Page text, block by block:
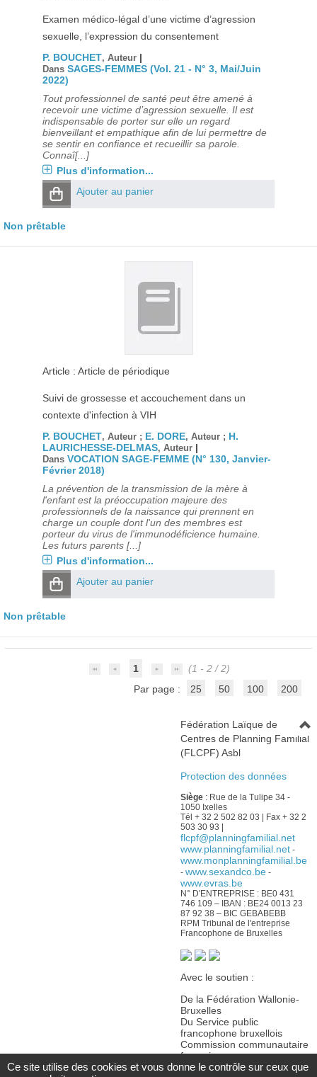
Examen médico-légal d’une victime d’agression
sexuelle, l’expression du consentement
P. BOUCHET, Auteur |
Dans SAGES-FEMMES (Vol. 21 - N° 3, Mai/Juin
2022)
Tout professionnel de santé peut être amené à
recevoir une victime d’agression sexuelle. Il est
indispensable de porter sur elle un regard
bienveillant et empathique afin de lui permettre de
se sentir en confiance et recueillir sa parole.
Connaî[...]
Plus d'information...
Ajouter au panier
Non prêtable
Article : Article de périodique
Suivi de grossesse et accouchement dans un
contexte d'infection à VIH
P. BOUCHET, Auteur ; E. DORE, Auteur ; H.
LAURICHESSE-DELMAS, Auteur |
Dans VOCATION SAGE-FEMME (N° 130, Janvier-
Février 2018)
La prévention de la transmission de la mère à
l'enfant est la préoccupation majeure des
professionnels de la naissance qui prennent en
charge un couple dont l'un des membres est
porteur du virus de l'immunodéficience humaine.
Les futurs parents [...]
Plus d'information...
Ajouter au panier
Non prêtable
1
(1 - 2 / 2)
Par page :
25 50 100 200
Fédération Laïque de
Centres de Planning Familial
(FLCPF) Asbl
Protection des données
Siège: Rue de la Tulipe 34 -
1050 Ixelles
Tél + 32 2 502 82 03 | Fax + 32 2
503 30 93 |
flcpf@planningfamilial.net
www.planningfamilial.net-
www.monplanningfamilial.be
- www.sexandco.be-
www.evras.be
N° D'ENTREPRISE : BE0 431
746 109 – IBAN : BE24 0013 23
87 92 38 – BIC GEBABEBB
RPM Tribunal de l'entreprise
Francophone de Bruxelles
Avec le soutien :
De la Fédération Wallonie-
Bruxelles
Du Service public
francophone bruxellois
Commission communautaire
française
De la Wallonie
Ce site utilise des cookies et vous donne le contrôle sur ceux que